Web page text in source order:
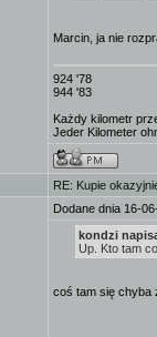
Marcin, ja nie
924 '78
944 '83
Każdy kilometr
Jeder Kilometer
RE: Kupie
Dodane dnia 16-
kondzi
Up. Kto tam
coś tam się chyba